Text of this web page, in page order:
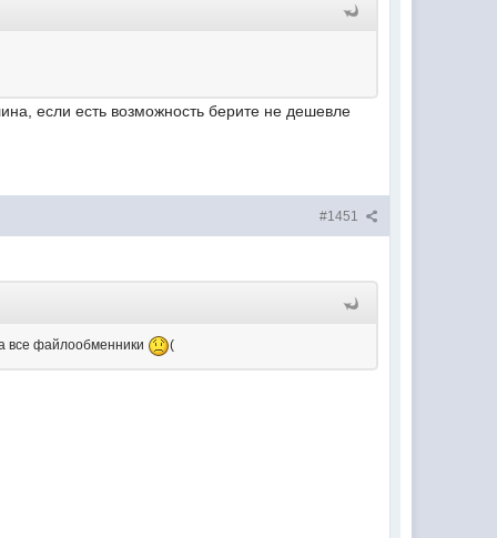
если есть возможность берите не дешевле
#1451
все файлообменники (